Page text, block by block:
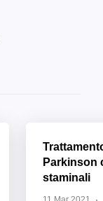
Parkinson
staminali